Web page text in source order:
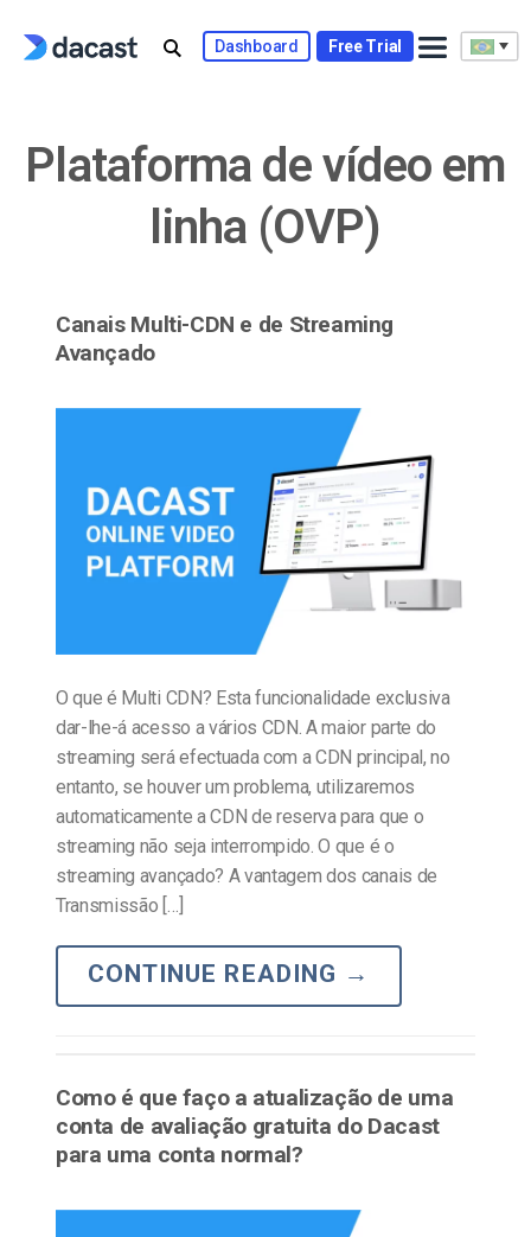
Dashboard Free Trial
Plataforma de vídeo em
linha (OVP)
Canais Multi-CDN e de Streaming
Avançado
O que é Multi CDN? Esta funcionalidade exclusiva
dar-lhe-á acesso a vários CDN. A maior parte do
streaming será efectuada com a CDN principal, no
entanto, se houver um problema, utilizaremos
automaticamente a CDN de reserva para que o
streaming não seja interrompido. O que é o
streaming avançado? A vantagem dos canais de
Transmissão […]
CONTINUE READING →
Como é que faço a atualização de uma
conta de avaliação gratuita do Dacast
para uma conta normal?